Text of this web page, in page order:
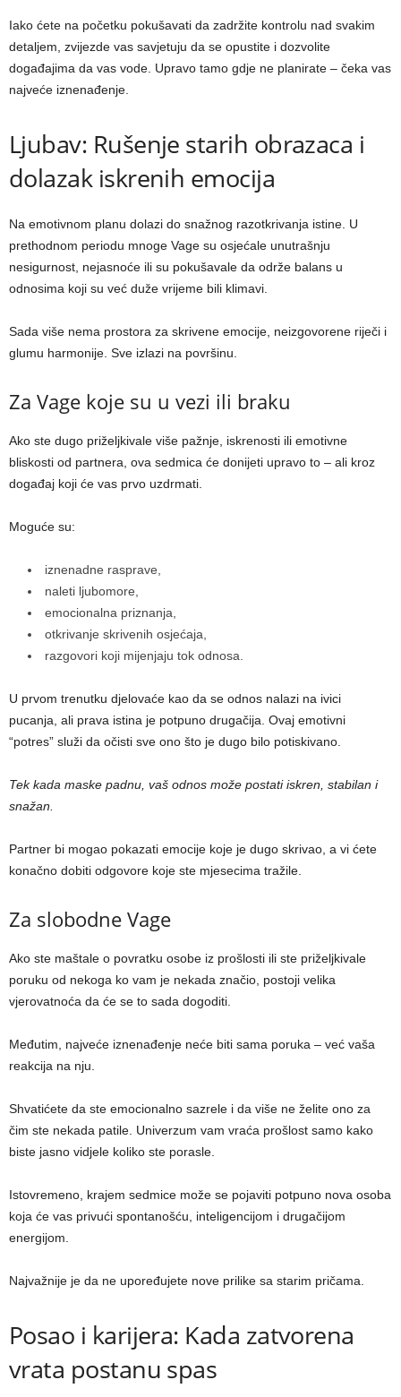
Iako ćete na početku pokušavati da zadržite kontrolu nad svakim
detaljem, zvijezde vas savjetuju da se opustite i dozvolite
događajima da vas vode. Upravo tamo gdje ne planirate – čeka vas
najveće iznenađenje.
Ljubav: Rušenje starih obrazaca i
dolazak iskrenih emocija
Na emotivnom planu dolazi do snažnog razotkrivanja istine. U
prethodnom periodu mnoge Vage su osjećale unutrašnju
nesigurnost, nejasnoće ili su pokušavale da održe balans u
odnosima koji su već duže vrijeme bili klimavi.
Sada više nema prostora za skrivene emocije, neizgovorene riječi i
glumu harmonije. Sve izlazi na površinu.
Za Vage koje su u vezi ili braku
Ako ste dugo priželjkivale više pažnje, iskrenosti ili emotivne
bliskosti od partnera, ova sedmica će donijeti upravo to – ali kroz
događaj koji će vas prvo uzdrmati.
Moguće su:
iznenadne rasprave,
naleti ljubomore,
emocionalna priznanja,
otkrivanje skrivenih osjećaja,
razgovori koji mijenjaju tok odnosa.
U prvom trenutku djelovaće kao da se odnos nalazi na ivici
pucanja, ali prava istina je potpuno drugačija. Ovaj emotivni
“potres” služi da očisti sve ono što je dugo bilo potiskivano.
Tek kada maske padnu, vaš odnos može postati iskren, stabilan i
snažan.
Partner bi mogao pokazati emocije koje je dugo skrivao, a vi ćete
konačno dobiti odgovore koje ste mjesecima tražile.
Za slobodne Vage
Ako ste maštale o povratku osobe iz prošlosti ili ste priželjkivale
poruku od nekoga ko vam je nekada značio, postoji velika
vjerovatnoća da će se to sada dogoditi.
Međutim, najveće iznenađenje neće biti sama poruka – već vaša
reakcija na nju.
Shvatićete da ste emocionalno sazrele i da više ne želite ono za
čim ste nekada patile. Univerzum vam vraća prošlost samo kako
biste jasno vidjele koliko ste porasle.
Istovremeno, krajem sedmice može se pojaviti potpuno nova osoba
koja će vas privući spontanošću, inteligencijom i drugačijom
energijom.
Najvažnije je da ne upoređujete nove prilike sa starim pričama.
Posao i karijera: Kada zatvorena
vrata postanu spas